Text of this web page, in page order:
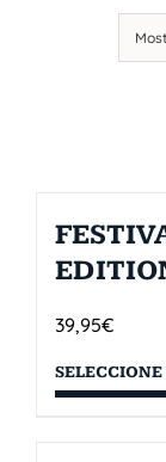
39,95€